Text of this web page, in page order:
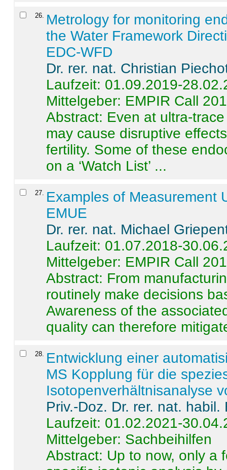
26. Metrology for monitoring
the Water Framework
EDC-WFD
Dr. rer. nat. Christian
Laufzeit: 01.09.2019-
Mittelgeber: EMPIR Call
Abstract: Even at ultra-
may cause disruptive
fertility. Some of these
on a ‘Watch List’ ...
27. Examples of Measurement
EMUE
Dr. rer. nat. Michael
Laufzeit: 01.07.2018-
Mittelgeber: EMPIR Call
Abstract: From
routinely make decisions
Awareness of the
quality can therefore
28. Entwicklung einer
MS Kopplung für die
Isotopenverhältnisanalyse
Priv.-Doz. Dr. rer. nat.
Laufzeit: 01.02.2021-
Mittelgeber: Sachbeihilfen
Abstract: Up to now, only a